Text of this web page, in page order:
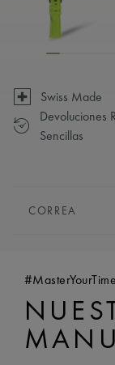
Swiss Made
Devoluciones
Sencillas
CORREA
PT6248
ANCHO:
SISTEMA
#MasterYourTime